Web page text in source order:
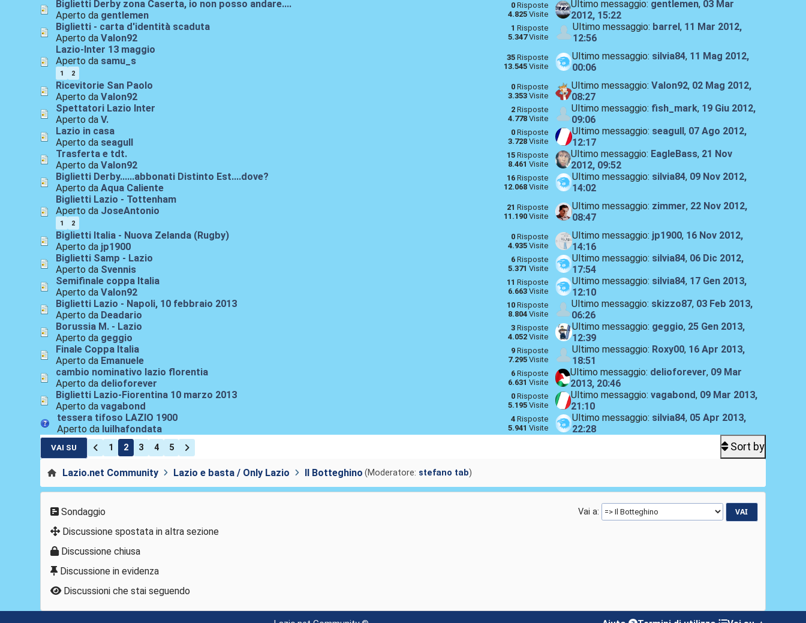
Biglietti Derby zona Caserta, io non posso andare....
Aperto da gentlemen
0Risposte
4.825Visite
Ultimo messaggio: gentlemen, 03 Mar
2012, 15:22
Biglietti - carta d'identità scaduta
Aperto daValon92
1 Risposte
5.347Visite
Ultimo messaggio: barrel, 11 Mar 2012,
12:56
Lazio-Inter 13 maggio
Aperto da samu_s
1 2
35Risposte
13.545Visite
Ultimo messaggio: silvia84, 11 Mag 2012,
00:06
Ricevitorie San Paolo
Aperto daValon92
0Risposte
3.353Visite
Ultimo messaggio:Valon92, 02 Mag 2012,
08:27
Spettatori Lazio Inter
Aperto daV.
2Risposte
4.778Visite
Ultimo messaggio: fish_mark, 19 Giu 2012,
09:06
Lazio in casa
Aperto da seagull
0Risposte
3.728Visite
Ultimo messaggio: seagull, 07 Ago 2012,
12:17
Trasferta e tdt.
Aperto daValon92
15Risposte
8.461 Visite
Ultimo messaggio: EagleBass, 21 Nov
2012, 09:52
Biglietti Derby......abbonati Distinto Est....dove?
Aperto daAqua Caliente
16Risposte
12.068Visite
Ultimo messaggio: silvia84, 09 Nov 2012,
14:02
Biglietti Lazio - Tottenham
Aperto da JoseAntonio
1 2
21 Risposte
11.190Visite
Ultimo messaggio: zimmer, 22 Nov 2012,
08:47
Biglietti Italia - Nuova Zelanda (Rugby)
Aperto da jp1900
0Risposte
4.935Visite
Ultimo messaggio: jp1900, 16 Nov 2012,
14:16
Biglietti Samp - Lazio
Aperto da Svennis
6Risposte
5.371 Visite
Ultimo messaggio: silvia84, 06 Dic 2012,
17:54
Semifinale coppa Italia
Aperto daValon92
11 Risposte
6.663Visite
Ultimo messaggio: silvia84, 17 Gen 2013,
12:10
Biglietti Lazio - Napoli, 10 febbraio 2013
Aperto da Deadario
10Risposte
8.804Visite
Ultimo messaggio: skizzo87, 03 Feb 2013,
06:26
Borussia M. - Lazio
Aperto da geggio
3Risposte
4.052Visite
Ultimo messaggio: geggio, 25 Gen 2013,
12:39
Finale Coppa Italia
Aperto da Emanuele
9Risposte
7.295Visite
Ultimo messaggio: Roxy00, 16 Apr 2013,
18:51
cambio nominativo lazio florentia
Aperto da delioforever
6Risposte
6.631 Visite
Ultimo messaggio: delioforever, 09 Mar
2013, 20:46
Biglietti Lazio-Fiorentina 10 marzo 2013
Aperto davagabond
0Risposte
5.195Visite
Ultimo messaggio:vagabond, 09 Mar 2013,
21:10
tessera tifoso LAZIO 1900
Aperto da luilhafondata
4Risposte
5.941 Visite
Ultimo messaggio: silvia84, 05 Apr 2013,
22:28
VAI SU 1 2 3 4 5 Sort by
Lazio.net Community Lazio e basta / Only Lazio Il Botteghino (Moderatore: stefano tab)
Vai a
Sondaggio
Discussione spostata in altra sezione
Discussione chiusa
Discussione in evidenza
Discussioni che stai seguendo